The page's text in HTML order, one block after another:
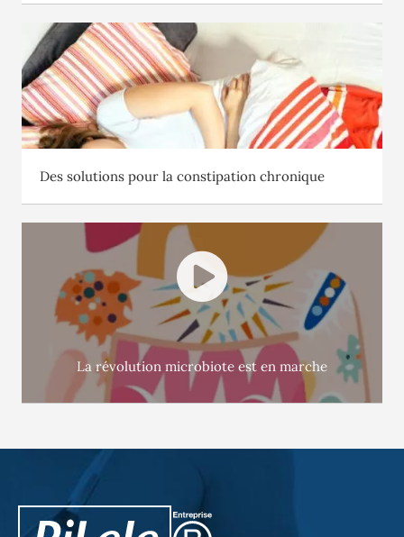
Des solutions pour la constipation chronique
La révolution microbiote est en marche
PiLeJe : informations complémentaires